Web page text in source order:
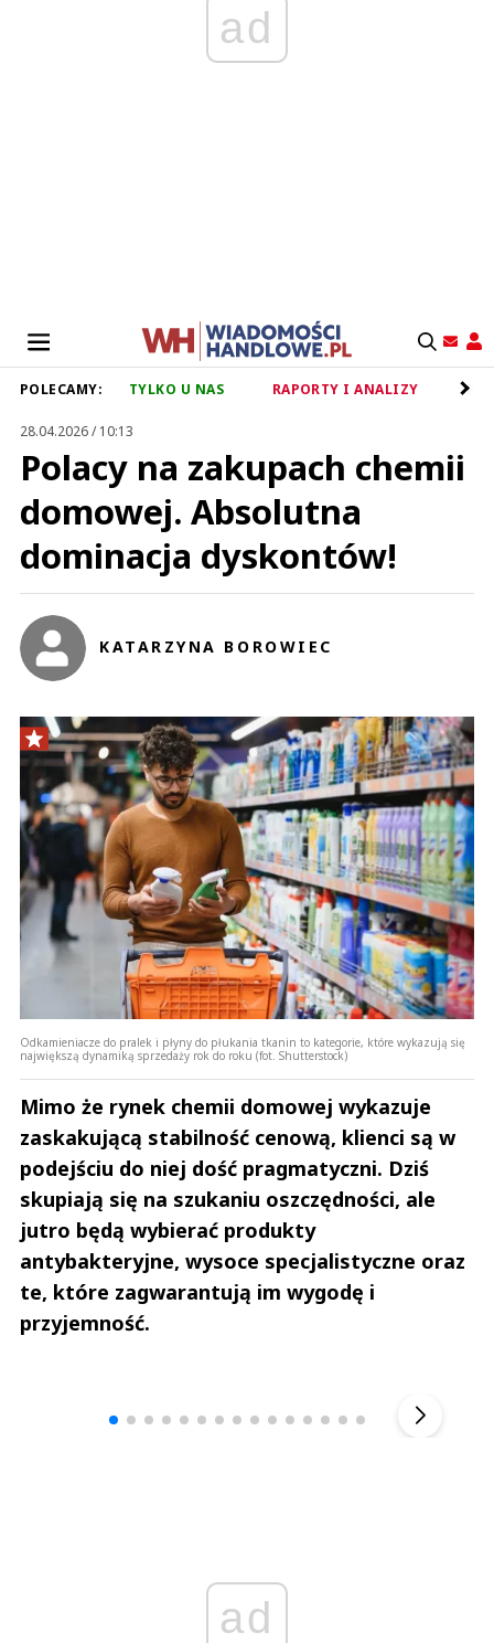
ad
POLECAMY: TYLKO U NAS RAPORTY I ANALIZY
28.04.2026 / 10:13
Polacy na zakupach chemii
domowej. Absolutna
dominacja dyskontów!
KATARZYNA BOROWIEC
Odkamieniacze do pralek i płyny do płukania tkanin to kategorie, które wykazują się
największą dynamiką sprzedaży rok do roku (fot. Shutterstock)
Mimo że rynek chemii domowej wykazuje
zaskakującą stabilność cenową, klienci są w
podejściu do niej dość pragmatyczni. Dziś
skupiają się na szukaniu oszczędności, ale
jutro będą wybierać produkty
antybakteryjne, wysoce specjalistyczne oraz
te, które zagwarantują im wygodę i
przyjemność.
ad